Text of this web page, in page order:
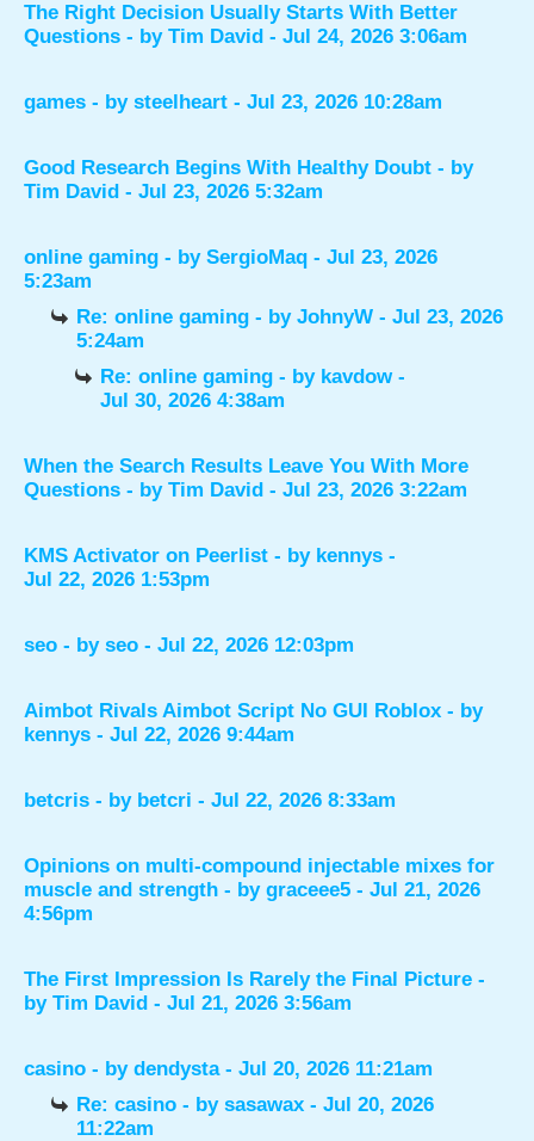
The Right Decision Usually Starts With Better
Questions - by Tim David - Jul 24, 2026 3:06am
games - by steelheart - Jul 23, 2026 10:28am
Good Research Begins With Healthy Doubt - by
Tim David - Jul 23, 2026 5:32am
online gaming - by SergioMaq - Jul 23, 2026
5:23am
Re: online gaming - byJohnyW - Jul 23, 2026
5:24am
Re: online gaming - by kavdow-
Jul 30, 2026 4:38am
When the Search Results Leave You With More
Questions - by Tim David - Jul 23, 2026 3:22am
KMS Activator on Peerlist - by kennys -
Jul 22, 2026 1:53pm
seo - by seo - Jul 22, 2026 12:03pm
Aimbot Rivals Aimbot Script No GUI Roblox - by
kennys - Jul 22, 2026 9:44am
betcris - by betcri - Jul 22, 2026 8:33am
Opinions on multi-compound injectable mixes for
muscle and strength - by graceee5 - Jul 21, 2026
4:56pm
The First Impression Is Rarely the Final Picture -
by Tim David - Jul 21, 2026 3:56am
casino - by dendysta- Jul 20, 2026 11:21am
Re: casino - bysasawax - Jul 20, 2026
11:22am